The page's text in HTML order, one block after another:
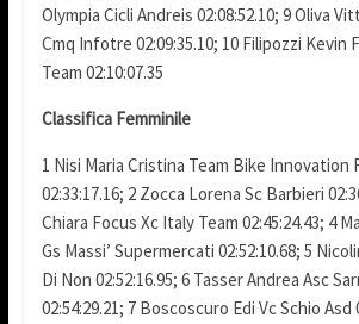
Olympia Cicli Andreis 02:08:52.10; 9 Oliva
Cmq Infotre 02:09:35.10; 10 Filipozzi Kevin
Team 02:10:07.35
Classifica Femminile
1 Nisi Maria Cristina Team Bike Innovation
02:33:17.16; 2 Zocca Lorena Sc Barbieri
Chiara Focus Xc Italy Team 02:45:24.43; 4
Gs Massi’ Supermercati 02:52:10.68; 5
Di Non 02:52:16.95; 6 Tasser Andrea Asc
02:54:29.21; 7 Boscoscuro Edi Vc Schio Asd